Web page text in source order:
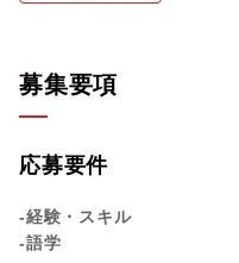
募集要項
応募要件
-経験・スキル
-語学